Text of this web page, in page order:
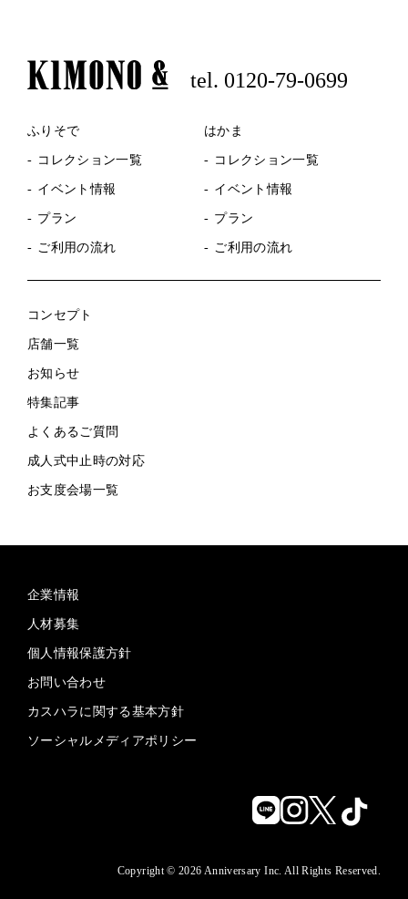
tel. 0120-79-0699
ふりそで
コレクション一覧
イベント情報
プラン
ご利用の流れ
はかま
コレクション一覧
イベント情報
プラン
ご利用の流れ
コンセプト
店舗一覧
お知らせ
特集記事
よくあるご質問
成人式中止時の対応
お支度会場一覧
企業情報
人材募集
個人情報保護方針
お問い合わせ
カスハラに関する基本方針
ソーシャルメディアポリシー
Copyright © 2026 Anniversary Inc. All Rights Reserved.